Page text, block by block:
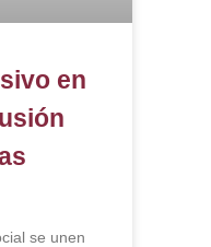
en
se unen